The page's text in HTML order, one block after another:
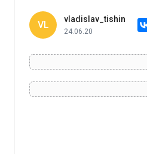
VL
vladislav_tishin
24.06.20